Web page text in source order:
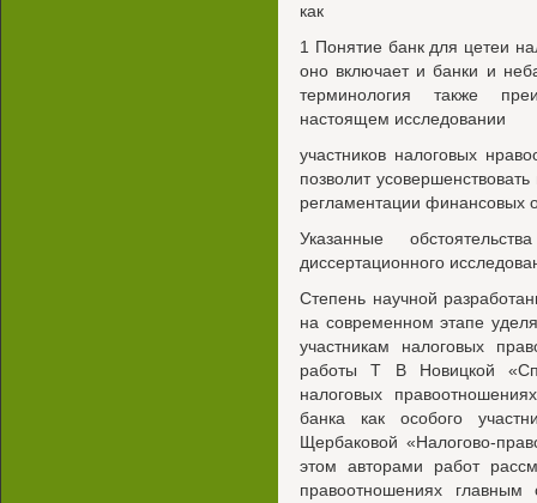
как
1 Понятие банк для цетеи
оно включает и банки и
терминология также
настоящем исследовании
участников налоговых
позволит
регламентации финансовых
Указанные
диссертационного
Степень научной
на современном этапе
участникам налоговых
работы Т В Новицкой
налоговых
банка как особого
Щербаковой «Налогово-
этом авторами работ
правоотношениях